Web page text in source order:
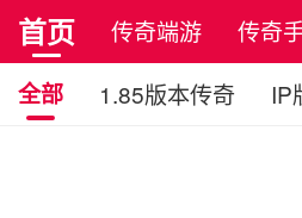
首页 传奇端游 传奇
全部
1.85版本传奇 IP